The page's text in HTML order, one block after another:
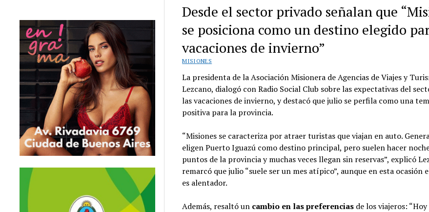
Desde el sector privado señalan que
se posiciona como un destino elegido
vacaciones de invierno”
MISIONES
La presidenta de la Asociación Misionera de Agencias de Viajes y
Lezcano, dialogó con Radio Social Club sobre las expectativas del
las vacaciones de invierno, y destacó que julio se perfila como una
positiva para la provincia.
“Misiones se caracteriza por atraer turistas que viajan en auto.
eligen Puerto Iguazú como destino principal, pero suelen hacer
puntos de la provincia y muchas veces llegan sin reservas”, explicó
remarcó que julio “suele ser un mes atípico”, aunque en esta ocasión
es alentador.
Además, resaltó un cambio en las preferencias de los viajeros: